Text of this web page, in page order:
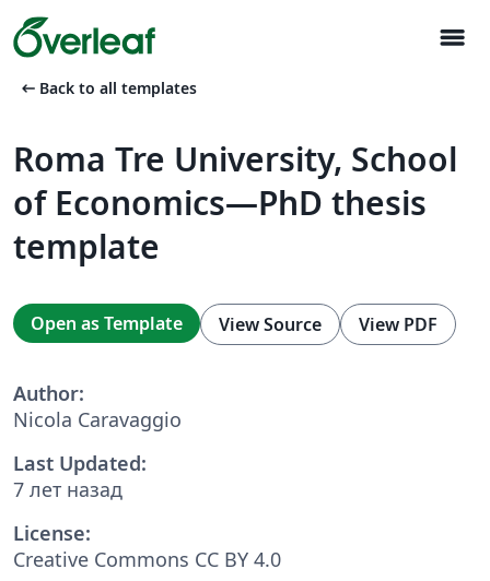
menu
arrow_left_alt Back to all templates
Roma Tre University, School
of Economics—PhD thesis
template
Open as Template View Source View PDF
Author:
Nicola Caravaggio
Last Updated:
7 лет назад
License:
Creative Commons CC BY 4.0